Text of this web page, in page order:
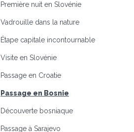
Première nuit en Slovénie
Vadrouille dans la nature
Étape capitale incontournable
Visite en Slovénie
Passage en Croatie
Passage en Bosnie
Découverte bosniaque
Passage à Sarajevo